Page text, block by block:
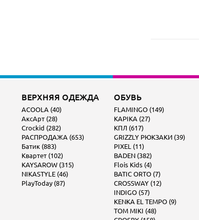
ВЕРХНЯЯ ОДЕЖДА
ACOOLA (40)
АксАрт (28)
Crockid (282)
РАСПРОДАЖА (653)
Батик (883)
Квартет (102)
KAYSAROW (315)
NIKASTYLE (46)
PlayToday (87)
ОБУВЬ
FLAMINGO (149)
KAPIKA (27)
КПЛ (617)
GRIZZLY РЮКЗАКИ (39)
PIXEL (11)
BADEN (382)
Flois Kids (4)
BATIC ORTO (7)
CROSSWAY (12)
INDIGO (57)
KENKA EL TEMPO (9)
TOM MIKI (48)